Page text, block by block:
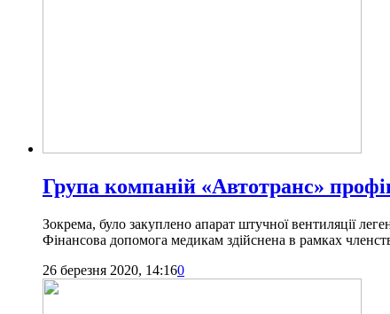
Група компаній «Автотранс»
Зокрема, було закуплено апарат штучної вентиляції
Фінансова допомога медикам здійснена в рамках
26 березня 2020, 14:160